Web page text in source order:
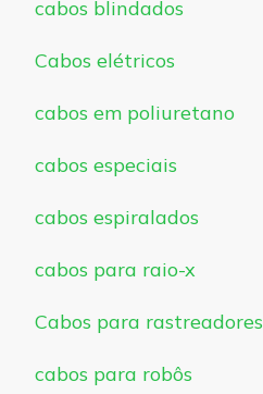
cabos blindados
Cabos elétricos
cabos em poliuretano
cabos especiais
cabos espiralados
cabos para raio-x
Cabos para rastreadores
cabos para robôs